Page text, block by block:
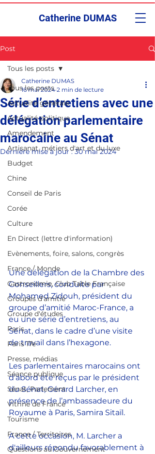
Catherine DUMAS
Post
Tous les posts
Actualité générale
Actualité politique
Amendement
Artisanat, métiers d'art et du luxe
Budget
Chine
Conseil de Paris
Corée
Culture
En Direct (lettre d'information)
Evènements, foire, salons, congrès
France / Monde
Gastronomie, Club Table Française
Groupes d'amitié
Groupe d'études
Paris
Paris 17e
Presse, médias
Séance publique
Sénat, Parlement
Vitrine de France
Tourisme
France / Territoires
Questions au Gouvernement
Tous les posts
Série d’entretiens avec une
délégation parlementaire
marocaine au Sénat
Catherine DUMAS
16 mai 2024 2 min de lecture
Dernière mise à jour :30 mai 2024
Une délégation de la Chambre des
Conseillers, conduite par
Mohamed Zidouh, président du
groupe d’amitié Maroc-France, a
eu une série d’entretiens, au
Sénat, dans le cadre d’une visite
de travail dans l’hexagone.
Les parlementaires marocains ont
d’abord été reçus par le président
du Sénat, Gérard Larcher, en
présence de l’ambassadeure du
Royaume à Paris, Samira Sitaïl.
A cette occasion, M. Larcher a
d'ailleurs répondu favorablement à